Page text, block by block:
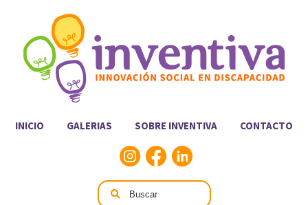
INICIO GALERIAS SOBRE INVENTIVA CONTACTO